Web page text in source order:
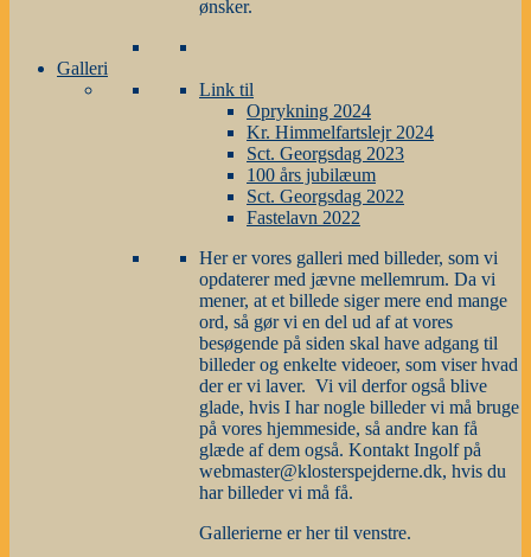
ønsker.
Galleri
Link til
Oprykning 2024
Kr. Himmelfartslejr 2024
Sct. Georgsdag 2023
100 års jubilæum
Sct. Georgsdag 2022
Fastelavn 2022
Her er vores galleri med billeder, som vi
opdaterer med jævne mellemrum. Da vi
mener, at et billede siger mere end mange
ord, så gør vi en del ud af at vores
besøgende på siden skal have adgang til
billeder og enkelte videoer, som viser hvad
der er vi laver. Vi vil derfor også blive
glade, hvis I har nogle billeder vi må bruge
på vores hjemmeside, så andre kan få
glæde af dem også. Kontakt Ingolf på
webmaster@klosterspejderne.dk, hvis du
har billeder vi må få.
Gallerierne er her til venstre.